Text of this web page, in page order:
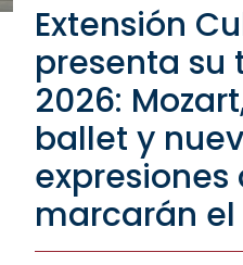
Extensión
presenta
2026:
ballet y
marcarán